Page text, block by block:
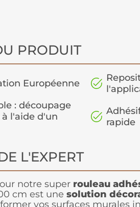
PRODUIT
Européenne
: découpage
l'aide d'un
rapide
L'EXPERT
notre super rouleau
cm est une solution
vos surfaces murales